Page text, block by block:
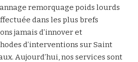
remorquage poids lourds
dans les plus brefs
jamais d’innover et
d’interventions sur Saint
Aujourd’hui, nos services sont